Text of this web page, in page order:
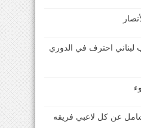
احترف في الدوري
عن كل لاعبي فريقه